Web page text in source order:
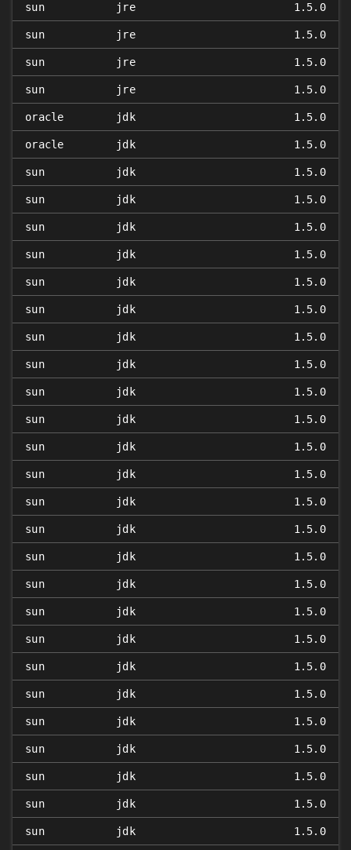
sun jre 1.5.0
sun jre 1.5.0
sun jre 1.5.0
sun jre 1.5.0
oracle jdk 1.5.0
oracle jdk 1.5.0
sun jdk 1.5.0
sun jdk 1.5.0
sun jdk 1.5.0
sun jdk 1.5.0
sun jdk 1.5.0
sun jdk 1.5.0
sun jdk 1.5.0
sun jdk 1.5.0
sun jdk 1.5.0
sun jdk 1.5.0
sun jdk 1.5.0
sun jdk 1.5.0
sun jdk 1.5.0
sun jdk 1.5.0
sun jdk 1.5.0
sun jdk 1.5.0
sun jdk 1.5.0
sun jdk 1.5.0
sun jdk 1.5.0
sun jdk 1.5.0
sun jdk 1.5.0
sun jdk 1.5.0
sun jdk 1.5.0
sun jdk 1.5.0
sun jdk 1.5.0